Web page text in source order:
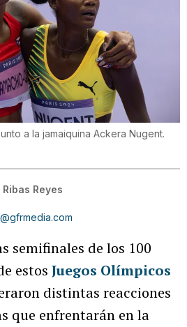
a la jamaiquina Ackera Nugent.
Reyes
semifinales de los 100
estos Juegos Olímpicos
distintas reacciones
que enfrentarán en la